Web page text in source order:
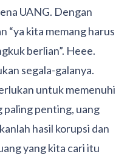
UANG. Dengan
“ya kita memang harus
berlian”. Heee.
segala-galanya.
untuk memenuhi
paling penting, uang
hasil korupsi dan
yang kita cari itu